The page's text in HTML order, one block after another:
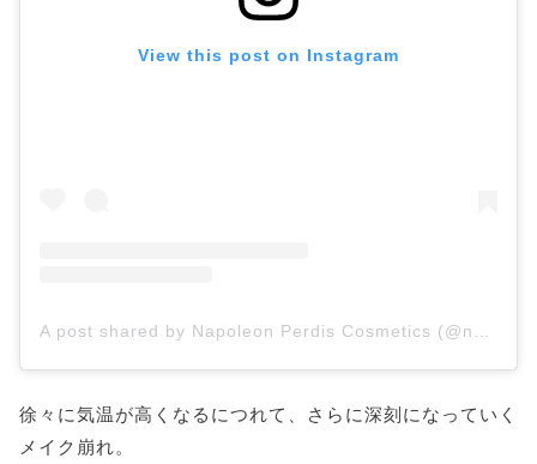
View this post on Instagram
徐々に気温が高くなるにつれて、さらに深刻になっていく
メイク崩れ。